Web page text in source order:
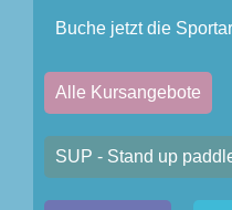
Buche jetzt die
Alle Kursangebote
SUP - Stand up